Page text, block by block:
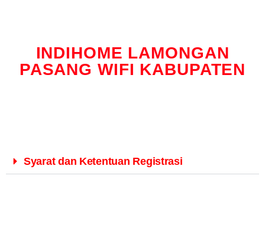
INDIHOME LAMONGAN
PASANG WIFI KABUPATEN
Syarat dan Ketentuan Registrasi